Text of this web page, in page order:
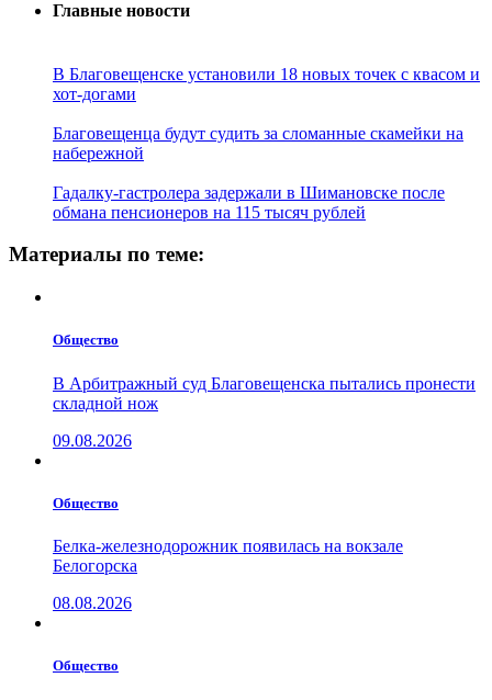
Главные новости
В Благовещенске установили 18 новых точек с квасом и
хот-догами
Благовещенца будут судить за сломанные скамейки на
набережной
Гадалку-гастролера задержали в Шимановске после
обмана пенсионеров на 115 тысяч рублей
Материалы по теме:
Общество
В Арбитражный суд Благовещенска пытались пронести
складной нож
09.08.2026
Общество
Белка-железнодорожник появилась на вокзале
Белогорска
08.08.2026
Общество